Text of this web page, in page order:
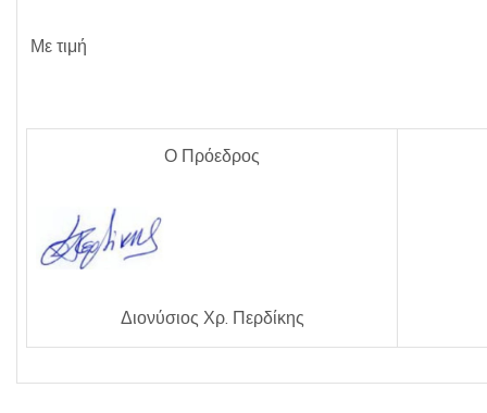
Με τιμή
Ο Πρόεδρος
Διονύσιος Χρ. Περδίκης